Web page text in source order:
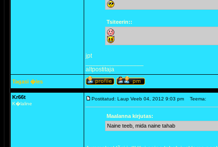
Tsiteerin::
jpt
altpostitaja
Tagasi �les
Kr66t
K�laline
Postitatud: Laup Veeb 04, 2012 9:03 pm Teema:
Maalanna kirjutas:
Naine teeb, mida naine tahab